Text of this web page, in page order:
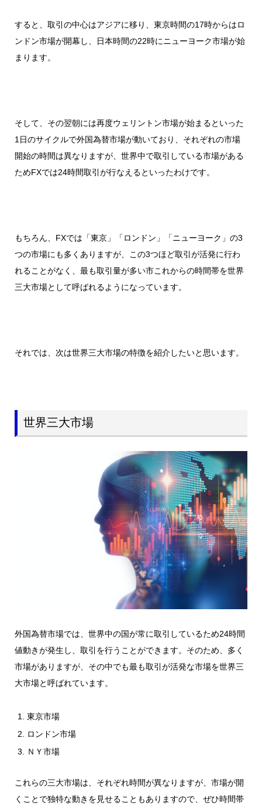
すると、取引の中心はアジアに移り、東京時間の17時からはロ
ンドン市場が開幕し、日本時間の22時にニューヨーク市場が始
まります。
そして、その翌朝には再度ウェリントン市場が始まるといった
1日のサイクルで外国為替市場が動いており、それぞれの市場
開始の時間は異なりますが、世界中で取引している市場がある
ためFXでは24時間取引が行なえるといったわけです。
もちろん、FXでは「東京」「ロンドン」「ニューヨーク」の3
つの市場にも多くありますが、この3つほど取引が活発に行わ
れることがなく、最も取引量が多い市これからの時間帯を世界
三大市場として呼ばれるようになっています。
それでは、次は世界三大市場の特徴を紹介したいと思います。
世界三大市場
外国為替市場では、世界中の国が常に取引しているため24時間
値動きが発生し、取引を行うことができます。そのため、多く
市場がありますが、その中でも最も取引が活発な市場を世界三
大市場と呼ばれています。
東京市場
ロンドン市場
ＮＹ市場
これらの三大市場は、それぞれ時間が異なりますが、市場が開
くことで独特な動きを見せることもありますので、ぜひ時間帯